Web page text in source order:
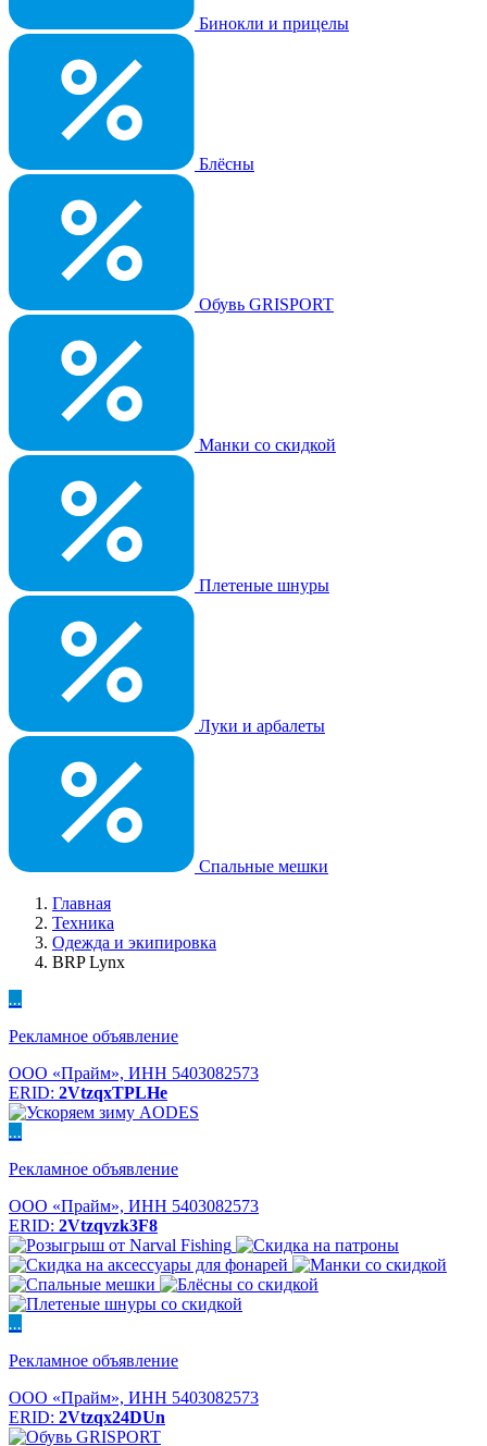
Бинокли и прицелы
Блёсны
Обувь GRISPORT
Манки со скидкой
Плетеные шнуры
Луки и арбалеты
Спальные мешки
Главная
Техника
Одежда и экипировка
BRP Lynx
...
Рекламное объявление
ООО «Прайм», ИНН 5403082573
ERID: 2VtzqxTPLHe
...
Рекламное объявление
ООО «Прайм», ИНН 5403082573
ERID: 2Vtzqvzk3F8
...
Рекламное объявление
ООО «Прайм», ИНН 5403082573
ERID: 2Vtzqx24DUn